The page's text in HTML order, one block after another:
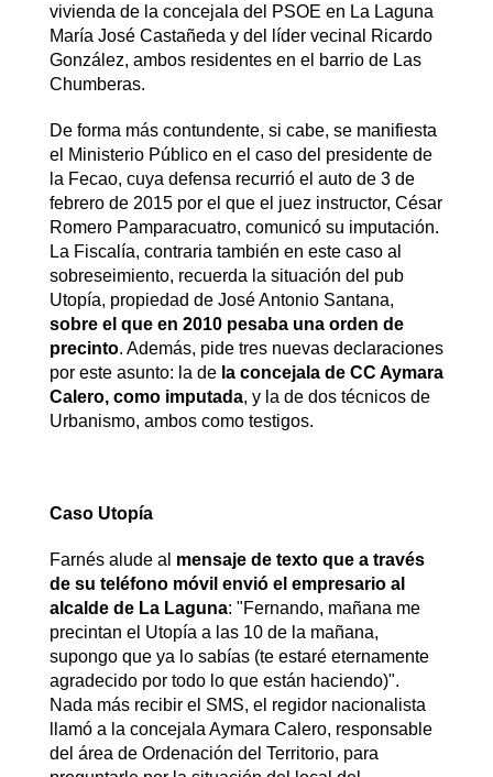
vivienda de la concejala del PSOE en La Laguna
María José Castañeda y del líder vecinal Ricardo
González, ambos residentes en el barrio de Las
Chumberas.
De forma más contundente, si cabe, se manifiesta
el Ministerio Público en el caso del presidente de
la Fecao, cuya defensa recurrió el auto de 3 de
febrero de 2015 por el que el juez instructor, César
Romero Pamparacuatro, comunicó su imputación.
La Fiscalía, contraria también en este caso al
sobreseimiento, recuerda la situación del pub
Utopía, propiedad de José Antonio Santana,
sobre el que en 2010 pesaba una orden de
precinto. Además, pide tres nuevas declaraciones
por este asunto: la dela concejala de CC Aymara
Calero, como imputada, y la de dos técnicos de
Urbanismo, ambos como testigos.
Caso Utopía
Farnés alude al mensaje de texto que a través
de su teléfono móvil envió el empresario al
alcalde de La Laguna: "Fernando, mañana me
precintan el Utopía a las 10 de la mañana,
supongo que ya lo sabías (te estaré eternamente
agradecido por todo lo que están haciendo)".
Nada más recibir el SMS, el regidor nacionalista
llamó a la concejala Aymara Calero, responsable
del área de Ordenación del Territorio, para